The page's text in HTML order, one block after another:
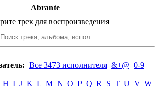
Abrante
трек для воспроизведения
Все 3473 исполнителя &+@ 0-9
H I J K L M N O P Q R S T U V W